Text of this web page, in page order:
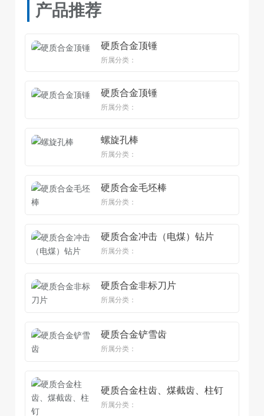
产品推荐
硬质合金顶锤
所属分类：
硬质合金顶锤
所属分类：
螺旋孔棒
所属分类：
硬质合金毛坯棒
所属分类：
硬质合金冲击（电煤）钻片
所属分类：
硬质合金非标刀片
所属分类：
硬质合金铲雪齿
所属分类：
硬质合金柱齿、煤截齿、柱钉
所属分类：